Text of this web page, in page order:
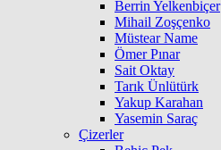
Berrin Yelkenbiçer
Mihail Zoşçenko
Müstear Name
Ömer Pınar
Sait Oktay
Tarık Ünlütürk
Yakup Karahan
Yasemin Saraç
Çizerler